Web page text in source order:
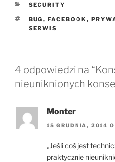
KATEGORIE
SECURITY
TAGI
BUG , FACEBOOK ,
SERWIS
4 odpowiedzi na
nieuniknionych
Monter
15 GRUDNIA, 2014 O
„Jeśli coś jest
praktycznie